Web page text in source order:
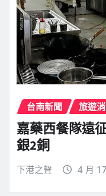
台南新聞 旅遊
嘉藥西餐隊遠
銀2銅
下港之聲 4 月